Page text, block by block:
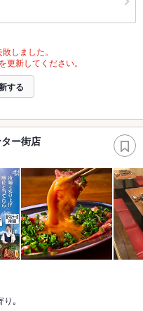
しました。
新してください。
する
ー街店
り｡